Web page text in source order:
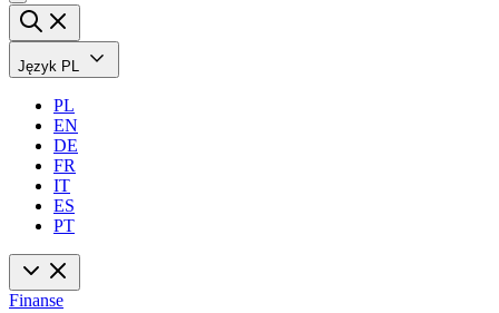
Język PL
PL
EN
DE
FR
IT
ES
PT
Finanse